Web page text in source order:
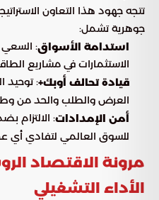
تتجه جهود هذا التعاون
جوهرية تشمل:
استدامة الأسواق: السعي
الاستثمارات في مشاريع
قيادة تحالف أوبك+: توحيد
العرض والطلب والحد من
أمن الإمدادات: الالتزام
للسوق العالمي لتفادي أي
مرونة الاقتصاد
الأداء التشغيلي